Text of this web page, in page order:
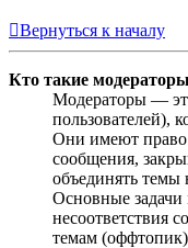
Вернуться к началу
Кто такие
Модераторы —
пользователей),
Они имеют право
сообщения,
объединять темы
Основные задачи
несоответствия
темам